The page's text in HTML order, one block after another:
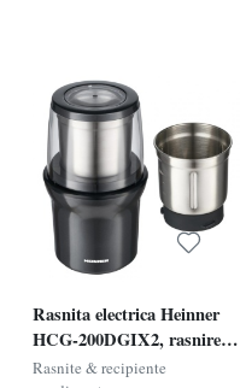
Rasnita electrica Heinner
HCG-200DGIX2, rasnire
umeda si uscata, 200W, 2
Rasnite & recipiente